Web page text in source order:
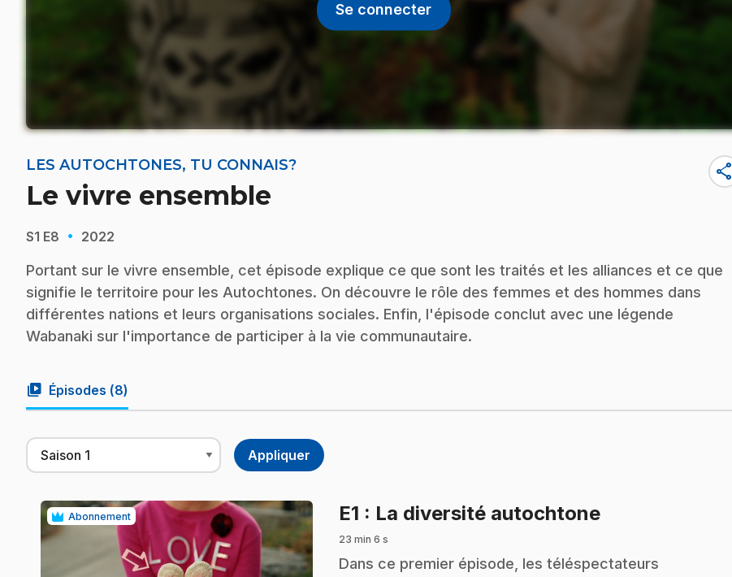
Se connecter
LES AUTOCHTONES, TU CONNAIS?
Le vivre ensemble
share
S1 E8 · 2022
Portant sur le vivre ensemble, cet épisode explique ce que sont les traités et les alliances et ce que
signifie le territoire pour les Autochtones. On découvre le rôle des femmes et des hommes dans
différentes nations et leurs organisations sociales. Enfin, l'épisode conclut avec une légende
Wabanaki sur l'importance de participer à la vie communautaire.
video_library Épisodes (8)
Abonnement E1 : La diversité autochtone.
23 min 6 s
.Dans ce premier épisode, les téléspectateurs